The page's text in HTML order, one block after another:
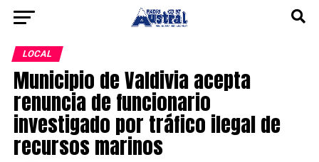
LOCAL
Municipio de Valdivia acepta
renuncia de funcionario
investigado por tráfico ilegal de
recursos marinos